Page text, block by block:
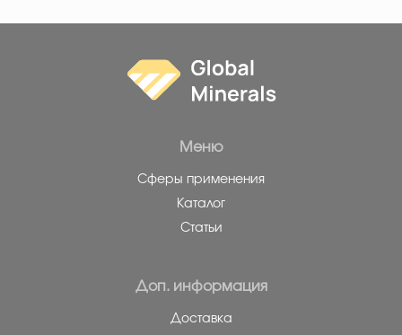
Меню
Сферы применения
Каталог
Статьи
Доп. информация
Доставка